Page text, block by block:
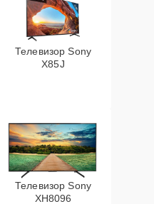
Телевизор Sony
X85J
Телевизор Sony
XH8096